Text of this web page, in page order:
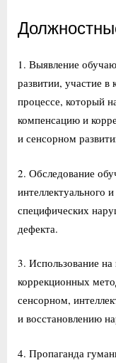
1. Выявление
развитии, участие в
процессе, который
компенсацию и
и сенсорном
2. Обследование
интеллектуального
специфических
дефекта.
3. Использование
коррекционных
сенсорном,
и восстановлению
4. Пропаганда